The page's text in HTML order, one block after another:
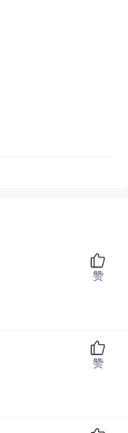
赞
赞